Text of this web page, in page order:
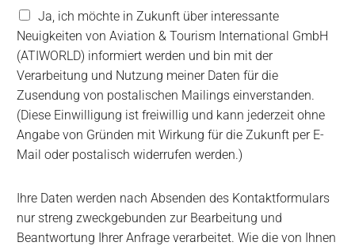
t
e
r
A
b
o
V
e
r
a
r
b
e
i
t
u
u
n
d
Ja, ich möchte in Zukunft über interessante
Neuigkeiten von Aviation & Tourism International GmbH
(ATIWORLD) informiert werden und bin mit der
Verarbeitung und Nutzung meiner Daten für die
Zusendung von postalischen Mailings einverstanden.
(Diese Einwilligung ist freiwillig und kann jederzeit ohne
Angabe von Gründen mit Wirkung für die Zukunft per E-
Mail oder postalisch widerrufen werden.)
Ihre Daten werden nach Absenden des Kontaktformulars
nur streng zweckgebunden zur Bearbeitung und
Beantwortung Ihrer Anfrage verarbeitet. Wie die von Ihnen